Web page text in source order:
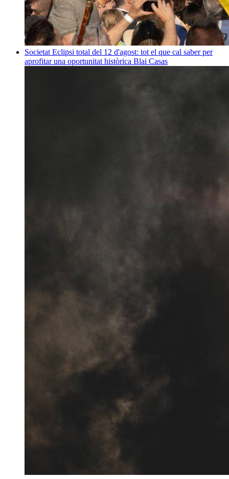
Societat Eclipsi total del 12 d'agost: tot el que cal saber per
aprofitar una oportunitat històrica Blai Casas